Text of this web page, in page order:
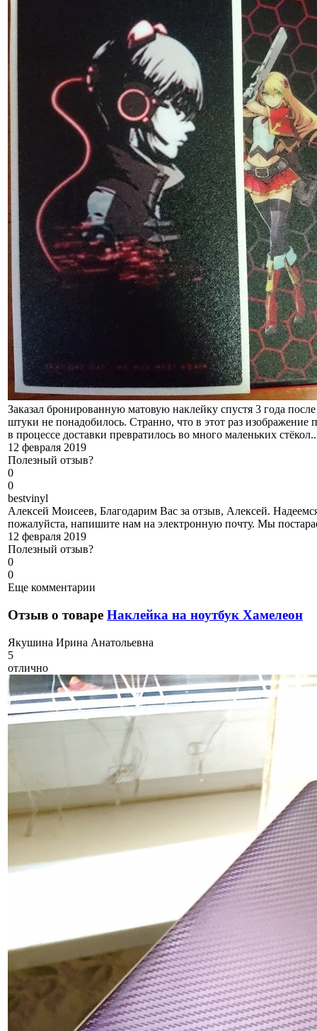
Заказал бронированную матовую наклейку спустя 3 года
штуки не понадобилось. Странно, что в этот раз
в процессе доставки превратилось во много маленьких
12 февраля 2019
Полезный отзыв?
0
0
bestvinyl
Алексей Моисеев, Благодарим Вас за отзыв, Алексей.
пожалуйста, напишите нам на электронную почту. Мы
12 февраля 2019
Полезный отзыв?
0
0
Еще комментарии
Отзыв о товаре Наклейка на ноутбук Хамелеон
Якушина Ирина Анатольевна
5
отлично